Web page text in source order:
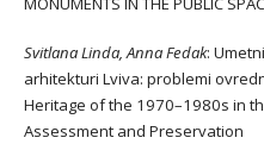
Svitlana Linda, Anna Fedak:
arhitekturi Lviva: problemi
Heritage of the 1970–1980s in
Assessment and Preservation